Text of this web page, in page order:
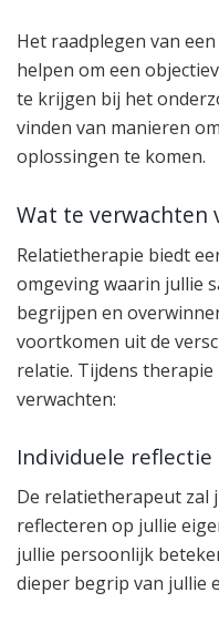
Het raadplegen van een
helpen om een
te krijgen bij het
vinden van manieren
oplossingen te komen.
Wat te verwachten
Relatietherapie biedt
omgeving waarin jullie
begrijpen en
voortkomen uit de
relatie. Tijdens
verwachten:
Individuele
De relatietherapeut zal
reflecteren op jullie
jullie persoonlijk
dieper begrip van jullie